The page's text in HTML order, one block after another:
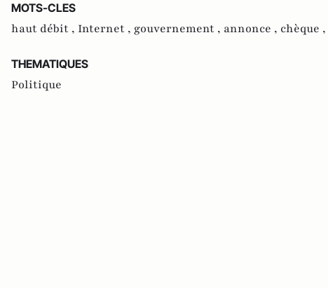
MOTS-CLES
haut débit , Internet , gouvernement , annonce , chèque ,
THEMATIQUES
Politique